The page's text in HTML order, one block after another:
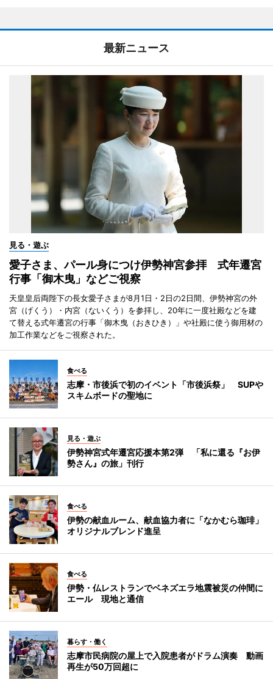
最新ニュース
見る・遊ぶ
愛子さま、パール身につけ伊勢神宮参拝 式年遷宮
行事「御木曳」などご視察
天皇皇后両陛下の長女愛子さまが8月1日・2日の2日間、伊勢神宮の外
宮（げくう）・内宮（ないくう）を参拝し、20年に一度社殿などを建
て替える式年遷宮の行事「御木曳（おきひき）」や社殿に使う御用材の
加工作業などをご視察された。
食べる
志摩・市後浜で初のイベント「市後浜祭」 SUPや
スキムボードの聖地に
見る・遊ぶ
伊勢神宮式年遷宮応援本第2弾 「私に還る『お伊
勢さん』の旅」刊行
食べる
伊勢の献血ルーム、献血協力者に「なかむら珈琲」
オリジナルブレンド進呈
食べる
伊勢・仏レストランでベネズエラ地震被災の仲間に
エール 現地と通信
暮らす・働く
志摩市民病院の屋上で入院患者がドラム演奏 動画
再生が50万回超に